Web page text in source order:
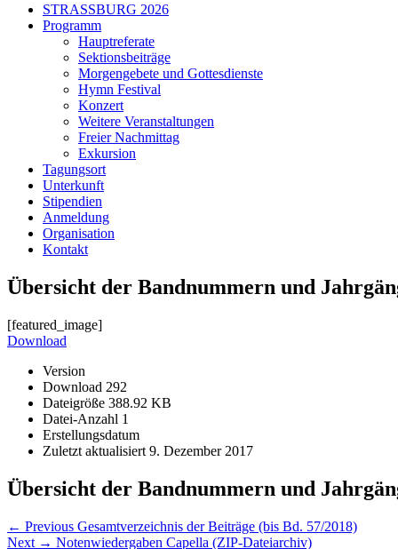
Secondary
menu
STRASSBURG 2026
Programm
Hauptreferate
Sektionsbeiträge
Morgengebete und Gottesdienste
Hymn Festival
Konzert
Weitere Veranstaltungen
Freier Nachmittag
Exkursion
Tagungsort
Unterkunft
Stipendien
Anmeldung
Organisation
Kontakt
Übersicht der Bandnummern und
[featured_image]
Download
Version
Download 292
Dateigröße 388.92 KB
Datei-Anzahl 1
Erstellungsdatum
Zuletzt aktualisiert 9. Dezember 2017
Übersicht der Bandnummern und
Beitragsnavigation
← Previous Previous
post:
Gesamtverzeichnis der Beiträge (bis Bd. 57/2018)
Next → Next
Notenwiedergaben Capella (ZIP-Dateiarchiv)